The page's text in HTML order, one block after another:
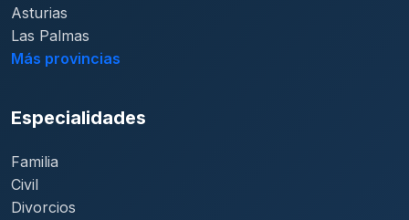
Asturias
Las Palmas
Más provincias
Especialidades
Familia
Civil
Divorcios